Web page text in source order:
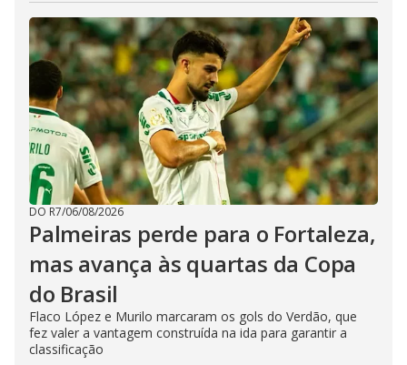
DO R7/06/08/2026
Palmeiras perde para o Fortaleza,
mas avança às quartas da Copa
do Brasil
Flaco López e Murilo marcaram os gols do Verdão, que
fez valer a vantagem construída na ida para garantir a
classificação